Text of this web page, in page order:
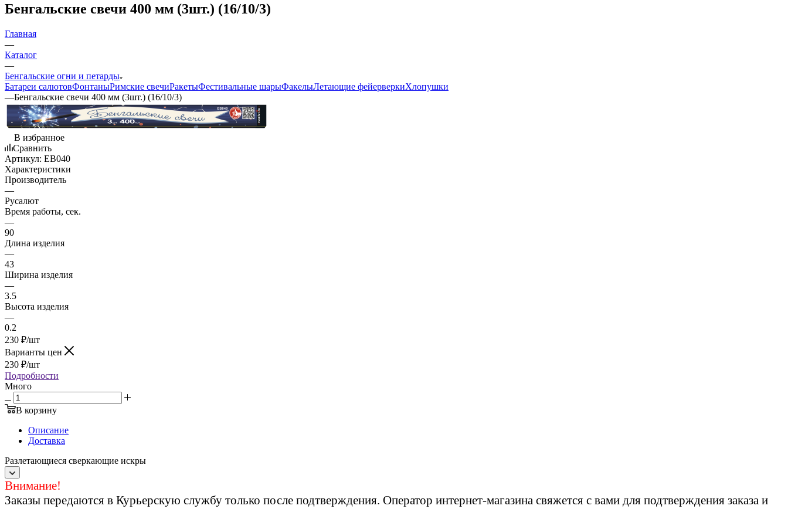
Бенгальские свечи 400 мм (3шт.) (16/10/3)
Главная
—
Каталог
—
Бенгальские огни и петарды
Батареи салютовФонтаныРимские свечиРакетыФестивальные шарыФакелыЛетающие фейерверкиХлопушки
—Бенгальские свечи 400 мм (3шт.) (16/10/3)
В избранное
Сравнить
Артикул: EB040
Характеристики
Производитель
—
Русалют
Время работы, сек.
—
90
Длина изделия
—
43
Ширина изделия
—
3.5
Высота изделия
—
0.2
230 ₽/шт
Варианты цен
230 ₽/шт
Подробности
Много
В корзину
Описание
Доставка
Разлетающиеся сверкающие искры
Внимание!
Заказы передаются в Курьерскую службу только после подтверждения. Оператор интернет-магазина свяжется с вами для подтверждения заказа и